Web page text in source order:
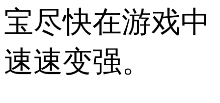
宝尽快在游戏中
速速变强。